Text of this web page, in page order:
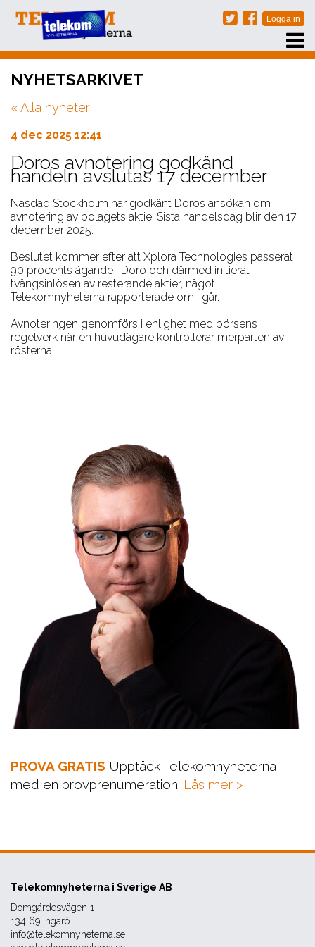
PRENUMERERA
EVENT
NÄTVERKSTRÄFFAR
ARKIV
OM OSS
KONTAKT
NYHETSARKIVET
« Alla nyheter
4 dec 2025 12:41
Doros avnotering godkänd
handeln avslutas 17 december
Nasdaq Stockholm har godkänt Doros ansökan om
avnotering av bolagets aktie. Sista handelsdag blir den 17
december 2025.
Beslutet kommer efter att Xplora Technologies passerat
90 procents ägande i Doro och därmed initierat
tvångsinlösen av resterande aktier, något
Telekomnyheterna rapporterade om i går.
Avnoteringen genomförs i enlighet med börsens
regelverk när en huvudägare kontrollerar merparten av
rösterna.
PROVA GRATIS Upptäck Telekomnyheterna
med en provprenumeration. Läs mer >
Telekomnyheterna i Sverige AB
Domgärdesvägen 1
134 69 Ingarö
info@telekomnyheterna.se